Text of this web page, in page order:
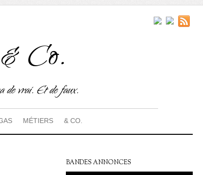
Co.
de vrai. Et de faux.
MÉTIERS & CO.
BANDES ANNONCES